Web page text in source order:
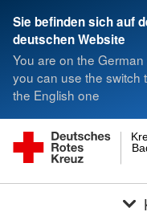
Sie befinden sich auf
deutschen Website
You are on the German
you can use the switch
the English one